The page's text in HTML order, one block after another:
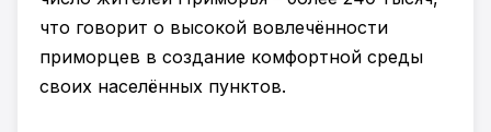
что говорит о высокой вовлечённости
приморцев в создание комфортной среды
своих населённых пунктов.